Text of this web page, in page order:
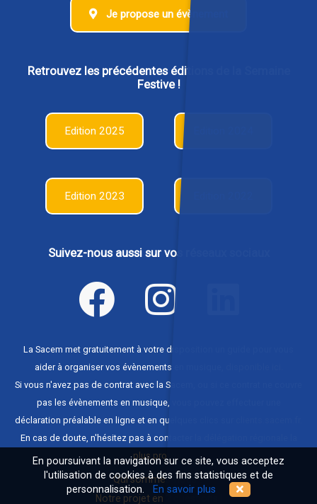
Je propose un évènement
Retrouvez les précédentes éditions de la Semaine
Festive !
Edition 2025
Edition 2023
Suivez-nous aussi sur vos réseaux sociaux
La Sacem met gratuitement à votre disposition un guide pour vous
aider à organiser vos évènements en musique,
Si vous n'avez pas de contrat avec la Sacem, ou si ce contrat ne couvre
pas les évènements en musique, vous pouvez effectuer une
déclaration préalable en ligne et en quelques clics sur
En cas de doute, n'hésitez pas à contacter
plus proche
Qui sommes-nous ?
Notre projet en 2 questions !
En poursuivant la navigation sur ce site, vous acceptez
l'utilisation de cookies à des fins statistiques et de
personnalisation.
En savoir plus